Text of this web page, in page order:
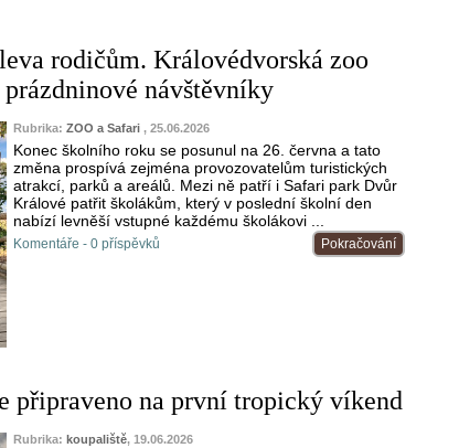
rodičům. Královédvorská zoo
návštěvníky
Rubrika: ZOO a Safari , 25.06.2026
Konec školního roku se posunul na 26. června a tato
změna prospívá zejména provozovatelům turistických
atrakcí, parků a areálů. Mezi ně patří i Safari park Dvůr
Králové patřit školákům, který v poslední školní den
nabízí levněší vstupné každému školákovi ...
Pokračování
Komentáře - 0 příspěvků
připraveno na první tropický víkend
Rubrika: koupaliště, 19.06.2026